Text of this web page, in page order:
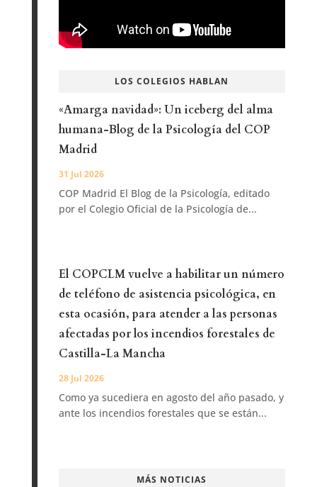
LOS COLEGIOS HABLAN
«Amarga navidad»: Un iceberg del alma
humana-Blog de la Psicología del COP
Madrid
31 Jul 2026
COP Madrid El Blog de la Psicología, editado
por el Colegio Oficial de la Psicología de...
El COPCLM vuelve a habilitar un número
de teléfono de asistencia psicológica, en
esta ocasión, para atender a las personas
afectadas por los incendios forestales de
Castilla-La Mancha
28 Jul 2026
Como ya sucediera en agosto del año pasado, y
ante los incendios forestales que se están...
MÁS NOTICIAS